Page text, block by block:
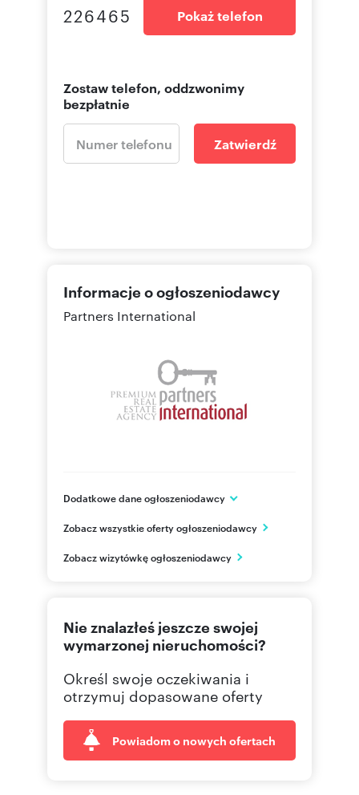
I invite you to the presentation!
Osoba odpowiedzialna zawodowo: Grzegorz
Sobkowiak
226465 Pokaż telefon
Zostaw telefon, oddzwonimy
bezpłatnie
Zatwierdź
Informacje o ogłoszeniodawcy
Partners International
Dodatkowe dane ogłoszeniodawcy
Warszawa
PL
226465 Pokaż telefon
Zobacz wszystkie oferty ogłoszeniodawcy
Zobacz wizytówkę ogłoszeniodawcy
Nie znalazłeś jeszcze swojej
wymarzonej nieruchomości?
Określ swoje oczekiwania i
otrzymuj dopasowane oferty
Powiadom o nowych ofertach